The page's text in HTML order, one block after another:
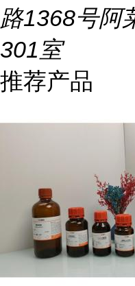
路1368号阿
301室
推荐产品